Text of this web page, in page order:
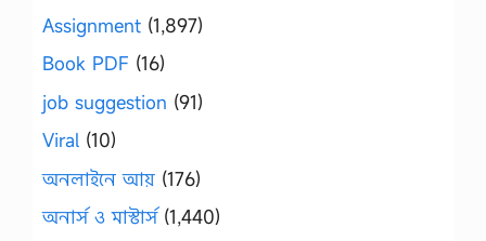
Assignment (1,897)
Book PDF (16)
job suggestion (91)
Viral (10)
অনলাইনে আয় (176)
অনার্স ও মাস্টার্স(1,440)